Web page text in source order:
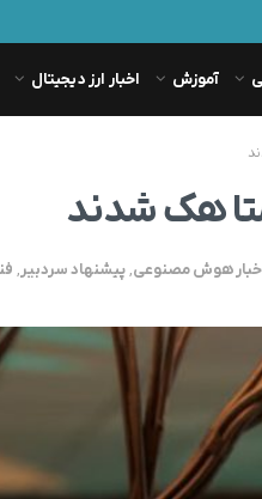
آموزش اخبار ارز دیجیتال
هک شدند
هوش مصنوعی,پیشنهاد سردبیر,